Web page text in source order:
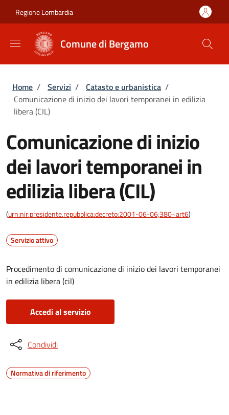
Regione Lombardia
Comune di Bergamo
Briciole di pane
Home / Servizi / Catasto e urbanistica /
Comunicazione di inizio dei lavori temporanei in edilizia
libera (CIL)
Comunicazione di inizio
dei lavori temporanei in
edilizia libera (CIL)
(urn:nir:presidente.repubblica:decreto:2001-06-06;380~art6)
Servizio attivo
Procedimento di comunicazione di inizio dei lavori temporanei
in edilizia libera (cil)
Accedi al servizio
Condividi
Normativa di riferimento